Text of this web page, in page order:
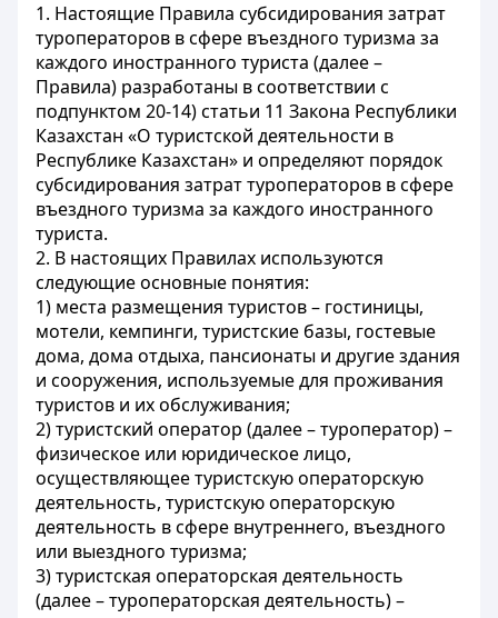
1. Настоящие Правила субсидирования затрат
туроператоров в сфере въездного туризма за
каждого иностранного туриста (далее –
Правила) разработаны в соответствии с
подпунктом 20-14) статьи 11 Закона Республики
Казахстан «О туристской деятельности в
Республике Казахстан» и определяют порядок
субсидирования затрат туроператоров в сфере
въездного туризма за каждого иностранного
туриста.
2. В настоящих Правилах используются
следующие основные понятия:
1) места размещения туристов – гостиницы,
мотели, кемпинги, туристские базы, гостевые
дома, дома отдыха, пансионаты и другие здания
и сооружения, используемые для проживания
туристов и их обслуживания;
2) туристский оператор (далее – туроператор) –
физическое или юридическое лицо,
осуществляющее туристскую операторскую
деятельность, туристскую операторскую
деятельность в сфере внутреннего, въездного
или выездного туризма;
3) туристская операторская деятельность
(далее – туроператорская деятельность) –